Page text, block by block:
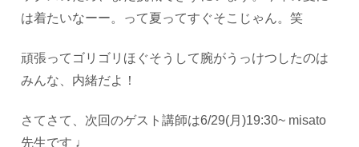
は着たいなーー。って夏ってすぐそこじゃん。笑
頑張ってゴリゴリほぐそうして腕がうっけつしたのは
みんな、内緒だよ！
さてさて、次回のゲスト講師は6/29(月)19:30~ misato
先生です ♩